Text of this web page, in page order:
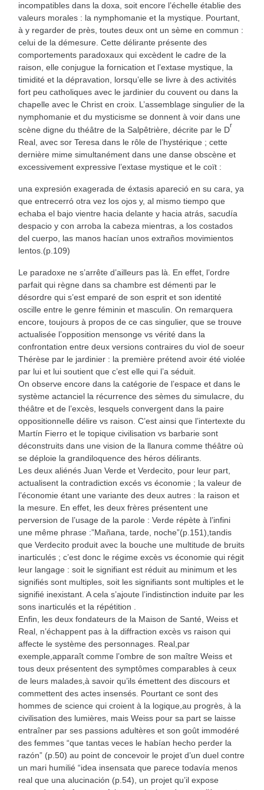
incompatibles dans la doxa, soit encore l’échelle établie des
valeurs morales : la nymphomanie et la mystique. Pourtant,
à y regarder de près, toutes deux ont un sème en commun :
celui de la démesure. Cette délirante présente des
comportements paradoxaux qui excèdent le cadre de la
raison, elle conjugue la fornication et l’extase mystique, la
timidité et la dépravation, lorsqu’elle se livre à des activités
fort peu catholiques avec le jardinier du couvent ou dans la
chapelle avec le Christ en croix. L’assemblage singulier de la
nymphomanie et du mysticisme se donnent à voir dans une
scène digne du théâtre de la Salpêtrière, décrite par le D
r
Real, avec sor Teresa dans le rôle de l’hystérique ; cette
dernière mime simultanément dans une danse obscène et
excessivement expressive l’extase mystique et le coït :
una expresión exagerada de éxtasis apareció en su cara, ya
que entrecerró otra vez los ojos y, al mismo tiempo que
echaba el bajo vientre hacia delante y hacia atrás, sacudía
despacio y con arroba la cabeza mientras, a los costados
del cuerpo, las manos hacían unos extraños movimientos
lentos.(p.109)
Le paradoxe ne s’arrête d’ailleurs pas là. En effet, l’ordre
parfait qui règne dans sa chambre est démenti par le
désordre qui s’est emparé de son esprit et son identité
oscille entre le genre féminin et masculin. On remarquera
encore, toujours à propos de ce cas singulier, que se trouve
actualisée l’opposition mensonge vs vérité dans la
confrontation entre deux versions contraires du viol de soeur
Thérèse par le jardinier : la première prétend avoir été violée
par lui et lui soutient que c’est elle qui l’a séduit.
On observe encore dans la catégorie de l’espace et dans le
système actanciel la récurrence des sèmes du simulacre, du
théâtre et de l’excès, lesquels convergent dans la paire
oppositionnelle délire vs raison. C’est ainsi que l’intertexte du
Martín Fierro et le topique civilisation vs barbarie sont
déconstruits dans une vision de la llanura comme théâtre où
se déploie la grandiloquence des héros délirants.
Les deux aliénés Juan Verde et Verdecito, pour leur part,
actualisent la contradiction excés vs économie ; la valeur de
l’économie étant une variante des deux autres : la raison et
la mesure. En effet, les deux frères présentent une
perversion de l’usage de la parole : Verde répète à l’infini
une même phrase :”Mañana, tarde, noche”(p.151),tandis
que Verdecito produit avec la bouche une multitude de bruits
inarticulés ; c’est donc le régime excès vs économie qui régit
leur langage : soit le signifiant est réduit au minimum et les
signifiés sont multiples, soit les signifiants sont multiples et le
signifié inexistant. A cela s’ajoute l’indistinction induite par les
sons inarticulés et la répétition .
Enfin, les deux fondateurs de la Maison de Santé, Weiss et
Real, n’échappent pas à la diffraction excès vs raison qui
affecte le système des personnages. Real,par
exemple,apparaît comme l’ombre de son maître Weiss et
tous deux présentent des symptômes comparables à ceux
de leurs malades,à savoir qu’ils émettent des discours et
commettent des actes insensés. Pourtant ce sont des
hommes de science qui croient à la logique,au progrès, à la
civilisation des lumières, mais Weiss pour sa part se laisse
entraîner par ses passions adultères et son goût immodéré
des femmes “que tantas veces le habían hecho perder la
razón” (p.50) au point de concevoir le projet d’un duel contre
un mari humilié “idea insensata que parece todavía menos
real que una alucinación (p.54), un projet qu’il expose